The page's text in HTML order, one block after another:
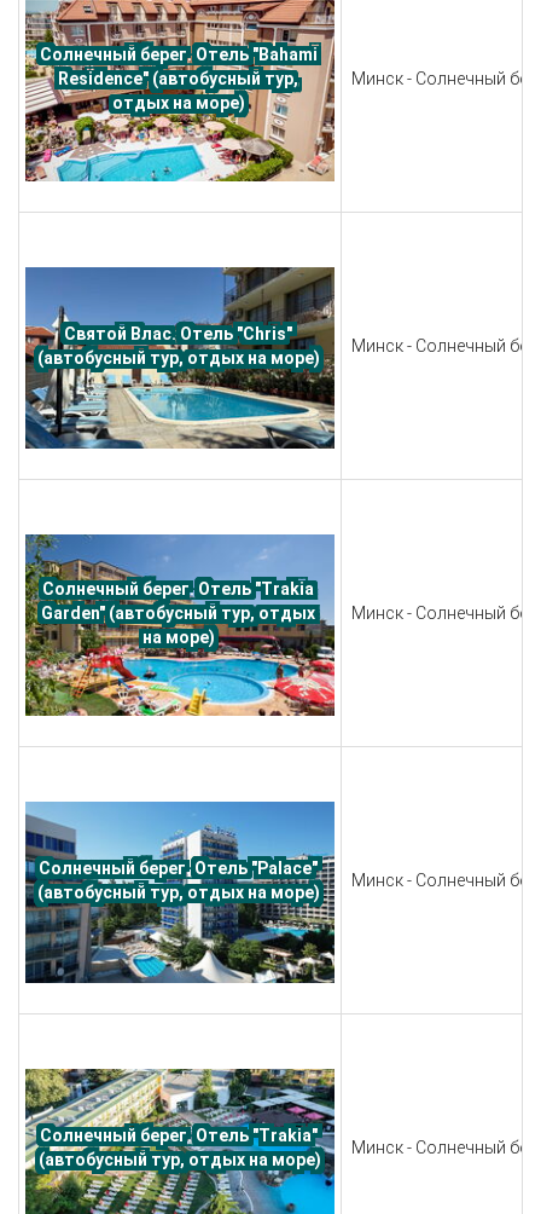
Солнечный берег. Отель "Bahami
Residence" (автобусный тур,
отдых на море)
Минск - Солнечный
Святой Влас. Отель "Chris"
(автобусный тур, отдых на море)
Минск - Солнечный
Солнечный берег. Отель "Trakia
Garden" (автобусный тур, отдых
на море)
Минск - Солнечный
Солнечный берег. Отель "Palace"
(автобусный тур, отдых на море)
Минск - Солнечный
Солнечный берег. Отель "Trakia"
(автобусный тур, отдых на море)
Минск - Солнечный